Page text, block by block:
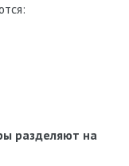
разделяют на